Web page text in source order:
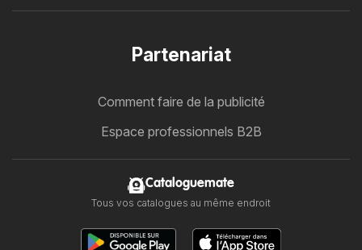
Partenariat
Comment faire de la publicité
Espace professionnels B2B
Cataloguemate
Tous vos catalogues au même endroit